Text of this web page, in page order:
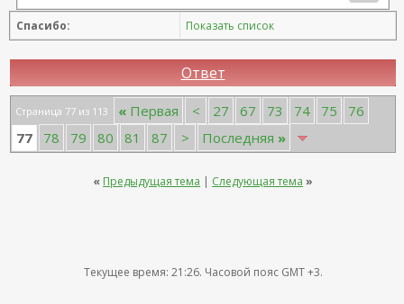
Спасибо: Показать список
Ответ
Страница 77 из 113 « Первая < 27 67 73 74 75
76
77
78 79 80 81 87 > Последняя »
« Предыдущая тема | Следующая тема »
Текущее время: 21:26. Часовой пояс GMT +3.